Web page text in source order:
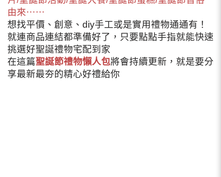
由來⋯⋯
想找平價、創意、diy手工或是實用禮物通通有！
就連商品連結都準備好了，只要點點手指就能快速
挑選好聖誕禮物宅配到家
在這篇聖誕節禮物懶人包將會持續更新，就是要分
享最新最夯的精心好禮給你